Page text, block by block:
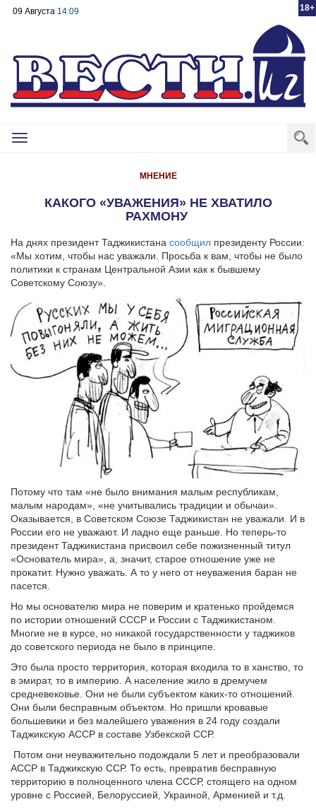
18+
09 Августа 14:09
Toggle
МНЕНИЕ
КАКОГО «УВАЖЕНИЯ» НЕ ХВАТИЛО
РАХМОНУ ⁠⁠
На днях президент Таджикистана сообщил президенту России:
«Мы хотим, чтобы нас уважали. Просьба к вам, чтобы не было
политики к странам Центральной Азии как к бывшему
Советскому Союзу».
Потому что там «не было внимания малым республикам,
малым народам», «не учитывались традиции и обычаи».
Оказывается, в Советском Союзе Таджикистан не уважали. И в
России его не уважают. И ладно еще раньше. Но теперь-то
президент Таджикистана присвоил себе пожизненный титул
«Основатель мира», а, значит, старое отношение уже не
прокатит. Нужно уважать. А то у него от неуважения баран не
пасется.
Но мы основателю мира не поверим и кратенько пройдемся
по истории отношений СССР и России с Таджикистаном.
Многие не в курсе, но никакой государственности у таджиков
до советского периода не было в принципе.
Это была просто территория, которая входила то в ханство, то
в эмират, то в империю. А население жило в дремучем
средневековье. Они не были субъектом каких-то отношений.
Они были бесправным объектом. Но пришли кровавые
большевики и без малейшего уважения в 24 году создали
Таджикскую АССР в составе Узбекской ССР.
Потом они неуважительно подождали 5 лет и преобразовали
АССР в Таджикскую ССР. То есть, превратив бесправную
территорию в полноценного члена СССР, стоящего на одном
уровне с Россией, Белоруссией, Украиной, Арменией и т.д.